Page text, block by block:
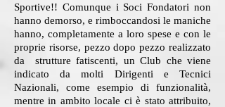
Sportive!! Comunque i Soci Fondatori non
hanno demorso, e rimboccandosi le maniche
hanno, completamente a loro spese e con le
proprie risorse, pezzo dopo pezzo realizzato
da strutture fatiscenti, un Club che viene
indicato da molti Dirigenti e Tecnici
Nazionali, come esempio di funzionalità,
mentre in ambito locale ci è stato attribuito,